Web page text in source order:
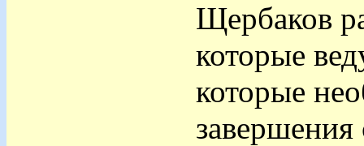
Щербаков
которые
которые
завершения